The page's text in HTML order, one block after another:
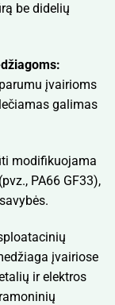
be didelių
įvairioms
galimas
modifikuojama
PA66 GF33),
įvairiose
ir elektros